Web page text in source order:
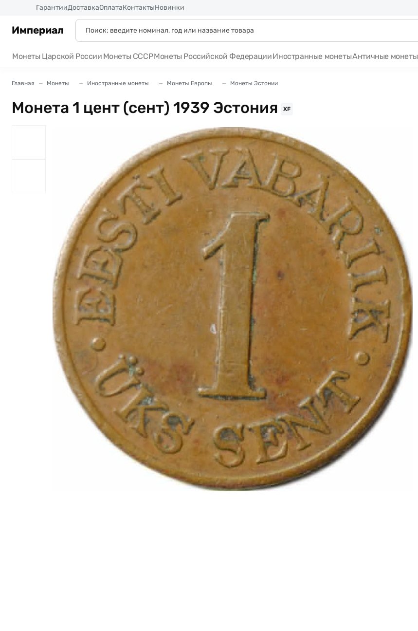
ГарантииДоставкаОплатаКонтактыНовинки
Империал
Монеты Царской России Монеты СССРМонеты Российской ФедерацииИностранные монетыАнтичные монеты
Главная Монеты Иностранные монеты Монеты Европы Монеты Эстонии
Монета 1 цент (сент) 1939 Эстония XF